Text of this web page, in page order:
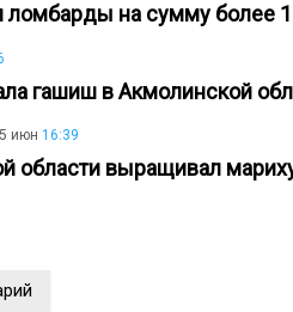
ломбарды на сумму более
гашиш в Акмолинской
июн 16:39
области выращивал